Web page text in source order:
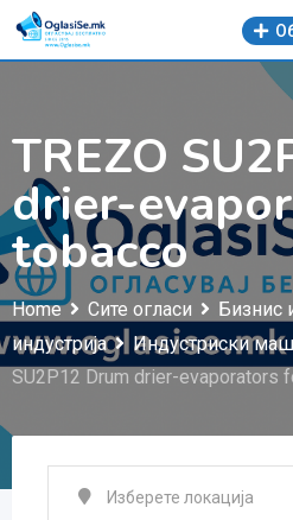
Skip
TREZO
drier-
tobacco
Home Сите огласи
Бизнис
индустрија
Индустриски
SU2P12 Drum drier-evaporators